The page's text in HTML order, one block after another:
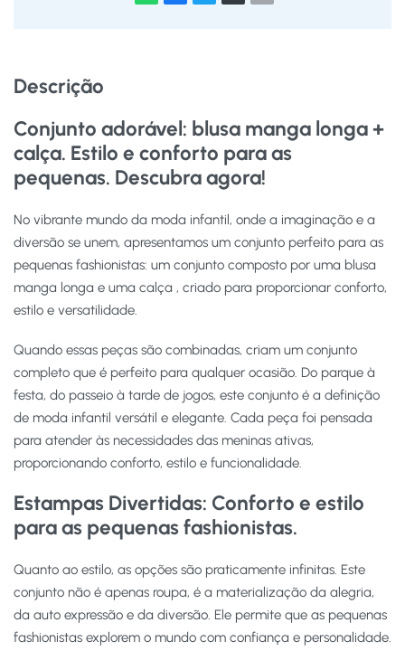
Descrição
Conjunto adorável: blusa manga longa +
calça. Estilo e conforto para as
pequenas. Descubra agora!
No vibrante mundo da moda infantil, onde a imaginação e a
diversão se unem, apresentamos um conjunto perfeito para as
pequenas fashionistas: um conjunto composto por uma blusa
manga longa e uma calça , criado para proporcionar conforto,
estilo e versatilidade.
Quando essas peças são combinadas, criam um conjunto
completo que é perfeito para qualquer ocasião. Do parque à
festa, do passeio à tarde de jogos, este conjunto é a definição
de moda infantil versátil e elegante. Cada peça foi pensada
para atender às necessidades das meninas ativas,
proporcionando conforto, estilo e funcionalidade.
Estampas Divertidas: Conforto e estilo
para as pequenas fashionistas.
Quanto ao estilo, as opções são praticamente infinitas. Este
conjunto não é apenas roupa, é a materialização da alegria,
da auto expressão e da diversão. Ele permite que as pequenas
fashionistas explorem o mundo com confiança e personalidade.